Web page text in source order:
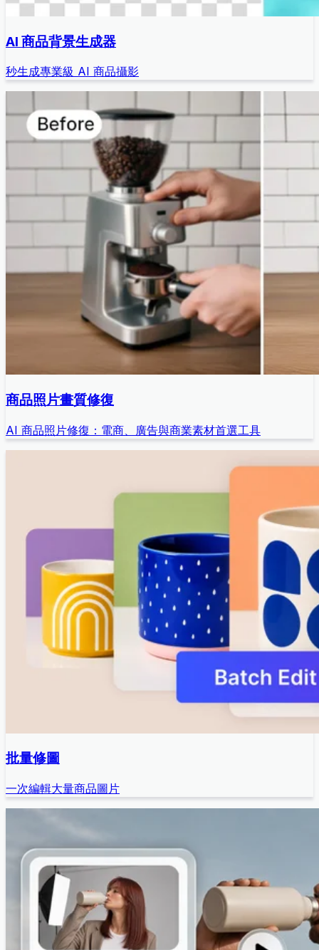
AI 商品背景生成器
秒生成專業級 AI 商品攝影
商品照片畫質修復
AI 商品照片修復：電商、廣告與商業素材首選工具
批量修圖
一次編輯大量商品圖片